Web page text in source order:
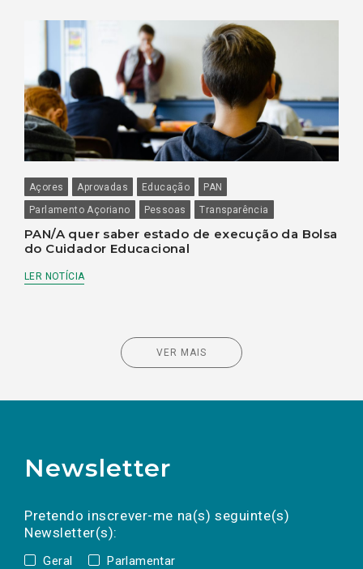
Açores Aprovadas Educação
PAN
Parlamento Açoriano
Pessoas Transparência
PAN/A quer saber estado de execução da Bolsa
do Cuidador Educacional
LER NOTÍCIA
VER MAIS
Newsletter
Pretendo inscrever-me na(s) seguinte(s)
Newsletter(s):
Geral Parlamentar
a(s) newsletter(s).
mail